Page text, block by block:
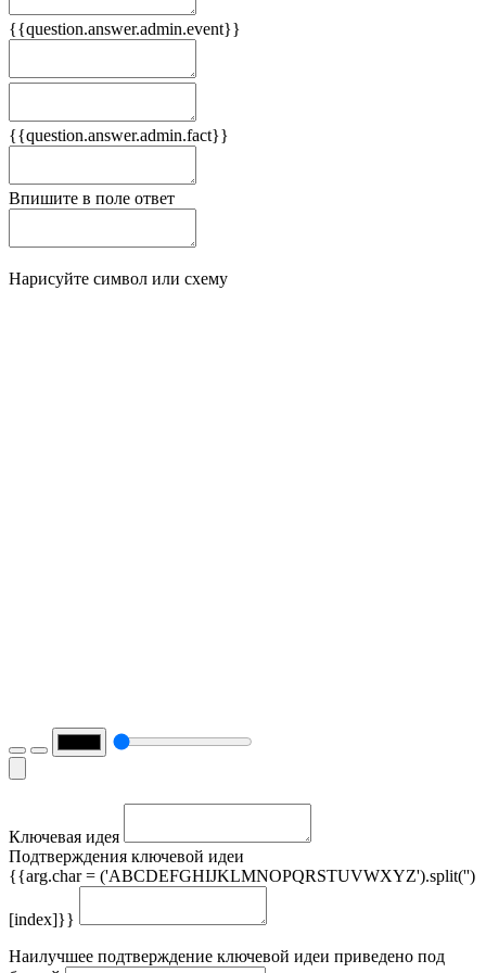
{{question.answer.admin.event}}
{{question.answer.admin.fact}}
Впишите в поле ответ
Нарисуйте символ или схему
Ключевая идея
Подтверждения ключевой идеи
{{arg.char = ('ABCDEFGHIJKLMNOPQRSTUVWXYZ').split('')
[index]}}
Наилучшее подтверждение ключевой идеи приведено под